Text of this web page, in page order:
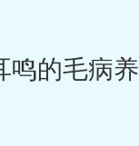
的毛病养